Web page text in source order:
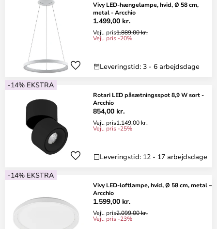
Vivy LED-hængelampe, hvid, Ø 58 cm,
metal - Arcchio
1.499,00 kr.
Vejl. pris1.889,00 kr.
Vejl. pris -20%
Leveringstid: 3 - 6 arbejdsdage
-14% EKSTRA
Rotari LED påsætningsspot 8,9 W sort -
Arcchio
854,00 kr.
Vejl. pris1.149,00 kr.
Vejl. pris -25%
Leveringstid: 12 - 17 arbejdsdage
-14% EKSTRA
Vivy LED-loftlampe, hvid, Ø 58 cm, metal –
Arcchio
1.599,00 kr.
Vejl. pris2.099,00 kr.
Vejl. pris -23%